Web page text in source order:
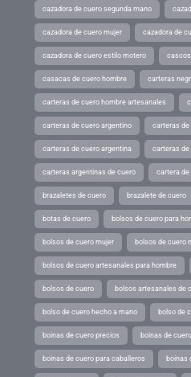
cazadora de cuero segunda mano
cazadora de cuero mujer cazadora de
cazadora de cuero estilo motero
casacas de cuero hombre carteras
carteras de cuero hombre artesanales
carteras de cuero argentino carteras de
carteras de cuero argentina carteras de
carteras argentinas de cuero cartera de
brazaletes de cuero brazalete de cuero
botas de cuero bolsos de cuero para
bolsos de cuero mujer bolsos de cuero
bolsos de cuero artesanales para hombre
bolsos de cuero bolsos artesanales de
bolso de cuero hecho a mano bolso de
boinas de cuero precios boinas de
boinas de cuero para caballeros boinas